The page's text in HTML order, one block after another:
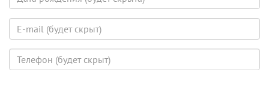
рождения
(будет
скрыта)
mail
(будет
скрыт)
Телефон
(будет